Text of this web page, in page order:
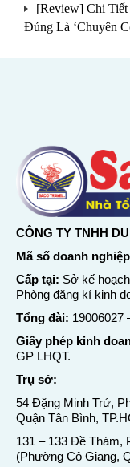
[Review] Chi
Đúng Là ‘Chuyên
CÔNG TY TNHH
Mã số doanh
Cấp tại: Sở kế
Phòng đăng kí kinh
Tổng đài: 19006027
Giấy phép kinh
GP LHQT.
Trụ sở:
54 Đặng Minh Trứ,
Quận Tân Bình,
131 – 133 Đề Thám,
(Phường Cô Giang,